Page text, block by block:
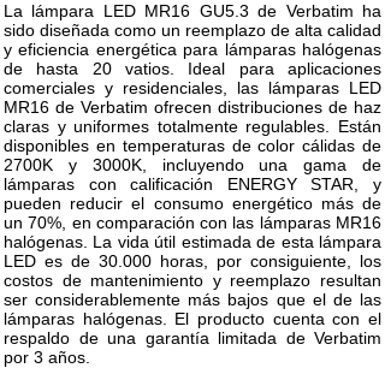
La lámpara LED MR16 GU5.3 de Verbatim ha
sido diseñada como un reemplazo de alta calidad
y eficiencia energética para lámparas halógenas
de hasta 20 vatios. Ideal para aplicaciones
comerciales y residenciales, las lámparas LED
MR16 de Verbatim ofrecen distribuciones de haz
claras y uniformes totalmente regulables. Están
disponibles en temperaturas de color cálidas de
2700K y 3000K, incluyendo una gama de
lámparas con calificación ENERGY STAR, y
pueden reducir el consumo energético más de
un 70%, en comparación con las lámparas MR16
halógenas. La vida útil estimada de esta lámpara
LED es de 30.000 horas, por consiguiente, los
costos de mantenimiento y reemplazo resultan
ser considerablemente más bajos que el de las
lámparas halógenas. El producto cuenta con el
respaldo de una garantía limitada de Verbatim
por 3 años.